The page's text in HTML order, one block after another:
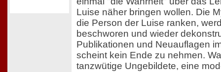
Luise näher bringen wollen. Die
die Person der Luise ranken,
beschworen und wieder
Publikationen und Neuauflagen
scheint kein Ende zu nehmen.
tanzwütige Ungebildete, eine